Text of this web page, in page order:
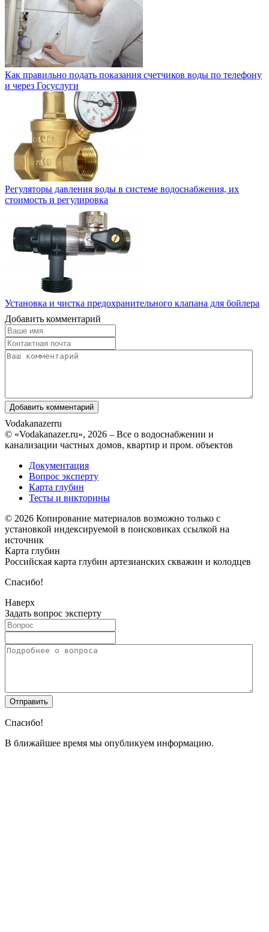
Как правильно подать показания счетчиков воды по телефону
и через Госуслуги
Регуляторы давления воды в системе водоснабжения, их
стоимость и регулировка
Установка и чистка предохранительного клапана для бойлера
Добавить комментарий
Vodakanazerru
© «Vodakanazer.ru», 2026 – Все о водоснабжении и
канализации частных домов, квартир и пром. объектов
Документация
Вопрос эксперту
Карта глубин
Тесты и викторины
© 2026 Копирование материалов возможно только с
установкой индексируемой в поисковиках ссылкой на
источник
Карта глубин
Российская карта глубин артезианских скважин и колодцев
Спасибо!
Наверх
Задать вопрос эксперту
Спасибо!
В ближайшее время мы опубликуем информацию.